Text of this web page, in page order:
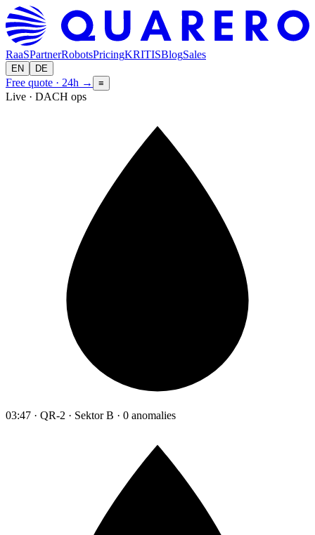
RaaSPartnerRobotsPricingKRITISBlogSales
EN DE
Free quote · 24h → ≡
Live · DACH ops
03:47 · QR-2 · Sektor B · 0 anomalies